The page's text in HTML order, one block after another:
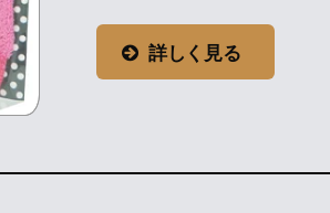
詳しく見る